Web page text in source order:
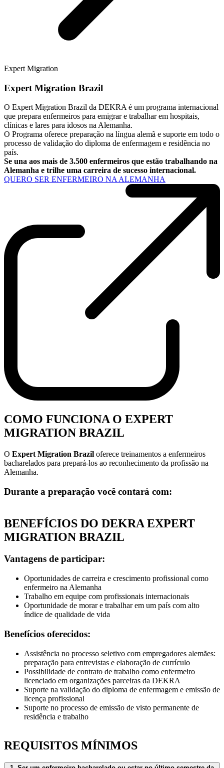
Expert Migration
Expert Migration Brazil
O Expert Migration Brazil da DEKRA é um programa internacional
que prepara enfermeiros para emigrar e trabalhar em hospitais,
clínicas e lares para idosos na Alemanha.
O Programa oferece preparação na língua alemã e suporte em todo o
processo de validação do diploma de enfermagem e residência no
país.
Se una aos mais de 3.500 enfermeiros que estão trabalhando na
Alemanha e trilhe uma carreira de sucesso internacional.
QUERO SER ENFERMEIRO NA ALEMANHA
COMO FUNCIONA O EXPERT
MIGRATION BRAZIL
O Expert Migration Brazil oferece treinamentos a enfermeiros
bacharelados para prepará-los ao reconhecimento da profissão na
Alemanha.
Durante a preparação você contará com:
BENEFÍCIOS DO DEKRA EXPERT
MIGRATION BRAZIL
Vantagens de participar:
Oportunidades de carreira e crescimento profissional como
enfermeiro na Alemanha
Trabalho em equipe com profissionais internacionais
Oportunidade de morar e trabalhar em um país com alto
índice de qualidade de vida
Benefícios oferecidos:
Assistência no processo seletivo com empregadores alemães:
preparação para entrevistas e elaboração de currículo
Possibilidade de contrato de trabalho como enfermeiro
licenciado em organizações parceiras da DEKRA
Suporte na validação do diploma de enfermagem e emissão de
licença profissional
Suporte no processo de emissão de visto permanente de
residência e trabalho
REQUISITOS MÍNIMOS